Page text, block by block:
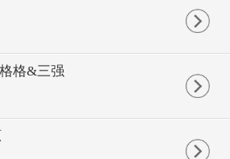
得我睡不着也很有味道
很有味道
很有味道
很有味道
格&三强